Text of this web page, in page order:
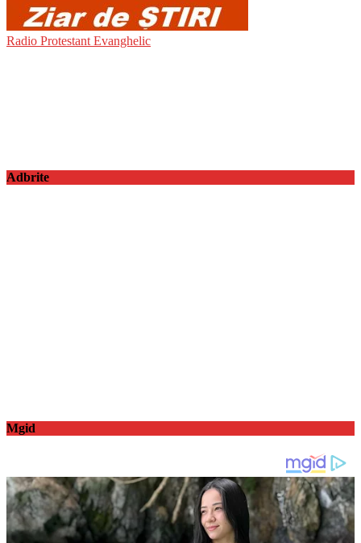
Radio Protestant Evanghelic
Adbrite
Mgid